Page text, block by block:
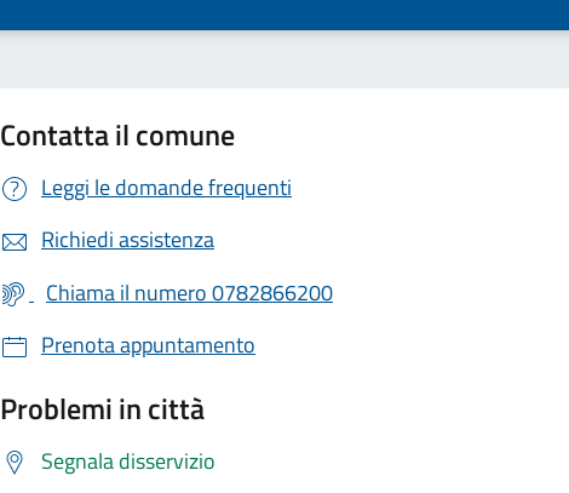
Contatta il comune
Leggi le domande frequenti
Richiedi assistenza
Chiama il numero 0782866200
Prenota appuntamento
Problemi in città
Segnala disservizio